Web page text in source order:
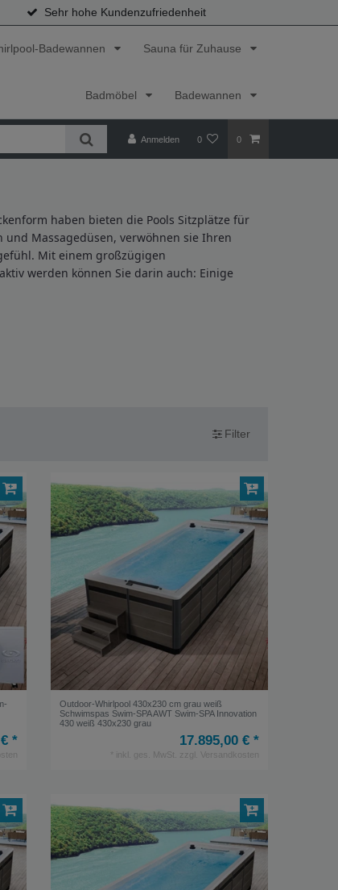
Sehr hohe Kundenzufriedenheit
Badewannen Sauna für Zuhause
Badmöbel Badewannen
Anmelden 0 0
haben bieten die Pools Sitzplätze für
Massagedüsen, verwöhnen sie Ihren
Mit einem großzügigen
werden können Sie darin auch: Einige
Filter
*
Outdoor-Whirlpool 430x230 cm grau weiß
Schwimspas Swim-SPA AWT Swim-SPA Innovation
430 weiß 430x230 grau
17.895,00 € *
inkl. ges. MwSt. zzgl. Versandkosten